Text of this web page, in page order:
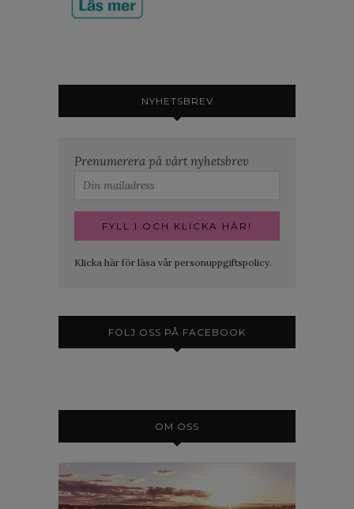
NYHETSBREV
Prenumerera på vårt nyhetsbrev
Klicka här för läsa vår personuppgiftspolicy.
FÖLJ OSS PÅ FACEBOOK
OM OSS